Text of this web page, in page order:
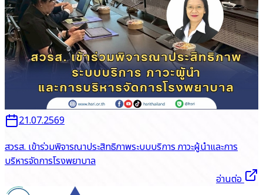
21.07.2569
สวรส. เข้าร่วมพิจารณาประสิทธิภาพระบบบริการ ภาวะผู้นำและการ
บริหารจัดการโรงพยาบาล
อ่านต่อ